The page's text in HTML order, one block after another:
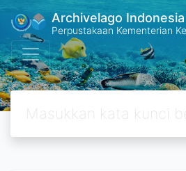
Archivelago
Perpustakaan Kementerian